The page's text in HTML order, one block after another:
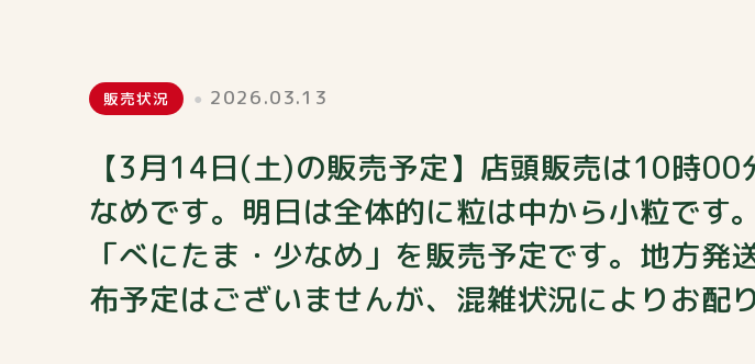
販売状況 2026.03.13
【3月14日(土)の販売予定】店頭販売は10時
なめです。明日は全体的に粒は中から小粒です
「べにたま・少なめ」を販売予定です。地方
布予定はございませんが、混雑状況によりお配